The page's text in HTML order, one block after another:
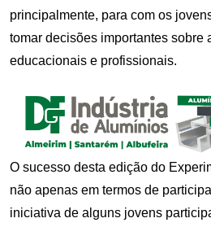
principalmente, para com os
tomar decisões importantes sobre
educacionais e profissionais.
O sucesso desta edição do
não apenas em termos de
iniciativa de alguns jovens